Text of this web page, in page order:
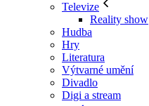
Televize
Reality show
Hudba
Hry
Literatura
Výtvarné umění
Divadlo
Digi a stream